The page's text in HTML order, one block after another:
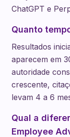
ChatGPT e
Quanto
Resultados
aparecem em
autoridade
crescente,
levam 4 a 6
Qual a
Employee